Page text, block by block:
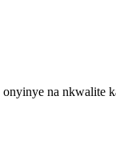
na nkwalite